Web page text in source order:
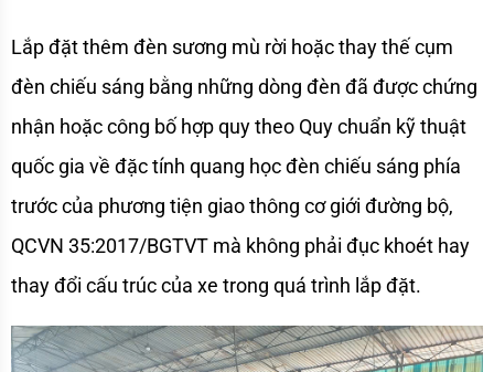
Lắp đặt thêm đèn sương mù rời hoặc thay thế cụm
đèn chiếu sáng bằng những dòng đèn đã được chứng
nhận hoặc công bố hợp quy theo Quy chuẩn kỹ thuật
quốc gia về đặc tính quang học đèn chiếu sáng phía
trước của phương tiện giao thông cơ giới đường bộ,
QCVN 35:2017/BGTVT mà không phải đục khoét hay
thay đổi cấu trúc của xe trong quá trình lắp đặt.